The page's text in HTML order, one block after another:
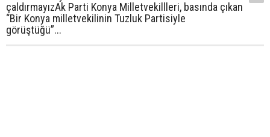
çaldırmayızAk Parti Konya Milletvekillleri, basında çıkan
“Bir Konya milletvekilinin Tuzluk Partisiyle
görüştüğü”...